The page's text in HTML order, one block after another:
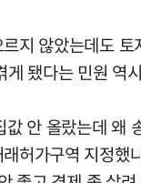
지 않았는데도
게 됐다는 민원 역
안 올랐는데 왜
허가구역 지정했